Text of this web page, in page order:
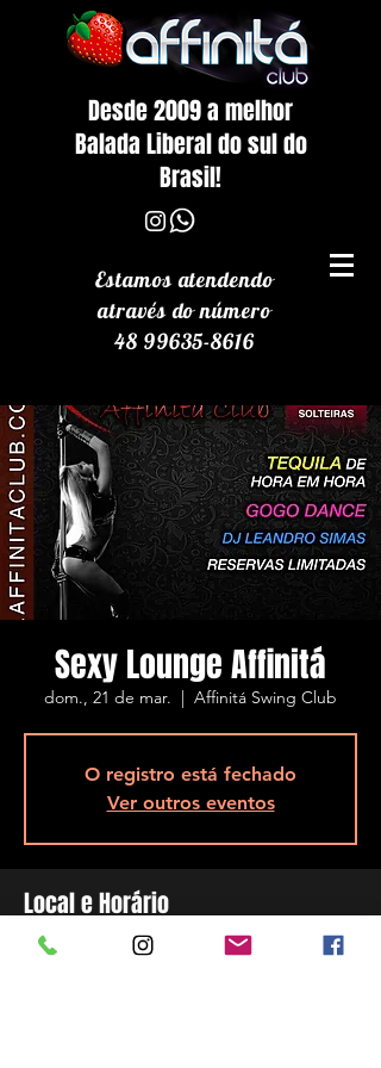
Desde 2009 a melhor
Balada Liberal do sul do
Brasil!
Estamos atendendo
atravésdo número
48 99635-8616
Sexy Lounge Affinitá
dom., 21 de mar.
  |
Affinitá Swing Club
O registro está fechado
Ver outros eventos
Local e Horário
21 de mar. de 2021, 13:00